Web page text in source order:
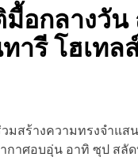
อกลางวัน
ารี โฮเทล
มสร้างความทรงจำแส
กาศอบอุ่น อาทิ ซุป สลัด